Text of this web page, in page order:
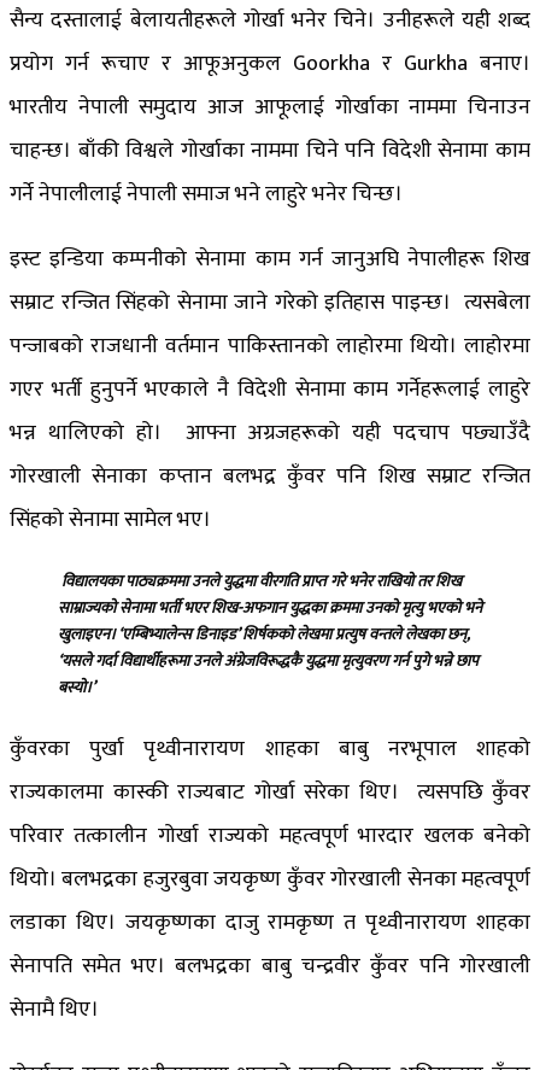
सैन्य दस्तालाई बेलायतीहरूले गोर्खा भनेर चिने। उनीहरूले यही शब्द
प्रयोग गर्न रूचाए र आफूअनुकल Goorkha र Gurkha बनाए।
भारतीय नेपाली समुदाय आज आफूलाई गोर्खाका नाममा चिनाउन
चाहन्छ। बाँकी विश्वले गोर्खाका नाममा चिने पनि विदेशी सेनामा काम
गर्ने नेपालीलाई नेपाली समाज भने लाहुरे भनेर चिन्छ।
इस्ट इन्डिया कम्पनीको सेनामा काम गर्न जानुअघि नेपालीहरू शिख
सम्राट रन्जित सिंहको सेनामा जाने गरेको इतिहास पाइन्छ। त्यसबेला
पन्जाबको राजधानी वर्तमान पाकिस्तानको लाहोरमा थियो। लाहोरमा
गएर भर्ती हुनुपर्ने भएकाले नै विदेशी सेनामा काम गर्नेहरूलाई लाहुरे
भन्न थालिएको हो। आफ्ना अग्रजहरूको यही पदचाप पछ्याउँदै
गोरखाली सेनाका कप्तान बलभद्र कुँवर पनि शिख सम्राट रन्जित
सिंहको सेनामा सामेल भए।
विद्यालयका पाठ्यक्रममा उनले युद्धमा वीरगति प्राप्त गरे भनेर राखियो तर शिख
साम्राज्यको सेनामा भर्ती भएर शिख-अफगान युद्धका क्रममा उनको मृत्यु भएको भने
खुलाइएन। ‘एम्बिभ्यालेन्स डिनाइड’ शिर्षकको लेखमा प्रत्युष वन्तले लेखका छन्,
‘यसले गर्दा विद्यार्थीहरूमा उनले अंग्रेजविरूद्धकै युद्धमा मृत्युवरण गर्न पुगे भन्ने छाप
बस्यो।’
कुँवरका पुर्खा पृथ्वीनारायण शाहका बाबु नरभूपाल शाहको
राज्यकालमा कास्की राज्यबाट गोर्खा सरेका थिए। त्यसपछि कुँवर
परिवार तत्कालीन गोर्खा राज्यको महत्वपूर्ण भारदार खलक बनेको
थियो। बलभद्रका हजुरबुवा जयकृष्ण कुँवर गोरखाली सेनका महत्वपूर्ण
लडाका थिए। जयकृष्णका दाजु रामकृष्ण त पृथ्वीनारायण शाहका
सेनापति समेत भए। बलभद्रका बाबु चन्द्रवीर कुँवर पनि गोरखाली
सेनामै थिए।